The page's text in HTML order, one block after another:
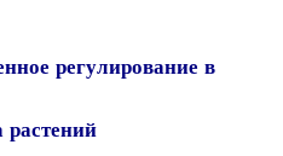
регулирование в